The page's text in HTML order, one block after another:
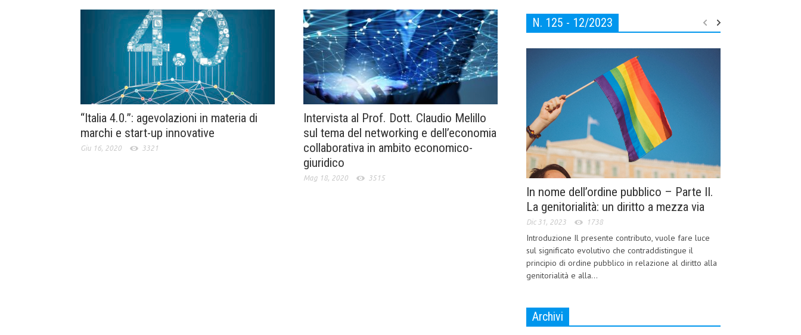
“Italia 4.0.”: agevolazioni in materia di
marchi e start-up innovative
Giu 16, 2020 3321
Intervista al Prof. Dott. Claudio Melillo
sul tema del networking e dell’economia
collaborativa in ambito economico-
giuridico
Mag 18, 2020 3515
N. 125 - 12/2023
In nome dell’ordine pubblico – Parte II.
La genitorialità: un diritto a mezza via
Dic 31, 2023 1738
Introduzione Il presente contributo, vuole fare luce
sul significato evolutivo che contraddistingue il
principio di ordine pubblico in relazione al diritto alla
genitorialità e alla...
Archivi